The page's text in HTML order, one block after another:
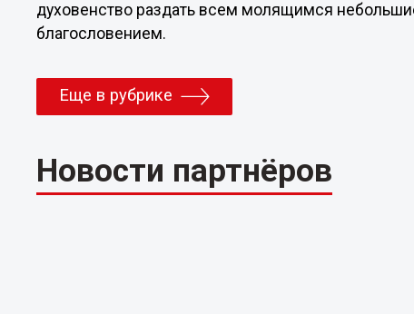
духовенство раздать всем молящимся
благословением.
Еще в рубрике
Новости партнёров